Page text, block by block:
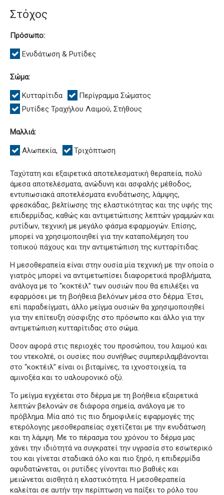
Στόχος
Πρόσωπο:
Ενυδάτωση & Ρυτίδες
Σώμα:
Κυτταρίτιδα
Περίγραμμα Σώματος
Ρυτίδες Τραχήλου Λαιμού, Στήθους
Μαλλιά:
Αλωπεκία, Τριχόπτωση
Ταχύτατη και εξαιρετικά αποτελεσματική θεραπεία, πολύ
άμεσα αποτελέσματα, ανώδυνη και ασφαλής μέθοδος,
εντυπωσιακά αποτελέσματα ενυδάτωσης, λάμψης,
φρεσκάδας, βελτίωσης της ελαστικότητας και της υφής της
επιδερμίδας, καθώς και αντιμετώπισης λεπτών γραμμών και
ρυτίδων, τεχνική με μεγάλο φάσμα εφαρμογών. Επίσης,
μπορεί να χρησιμοποιηθεί για την καταπολέμηση του
τοπικού πάχους και την αντιμετώπιση της κυτταρίτιδας.
Η μεσοθεραπεία είναι στην ουσία μία τεχνική με την οποία ο
γιατρός μπορεί να αντιμετωπίσει διαφορετικά προβλήματα,
ανάλογα με το “κοκτέιλ” των ουσιών που θα επιλέξει να
εφαρμόσει με τη βοήθεια βελόνων μέσα στο δέρμα. Έτσι,
επί παραδείγματι, άλλο μείγμα ουσιών θα χρησιμοποιηθεί
για την επίτευξη σύσφιξης στο πρόσωπο και άλλο για την
αντιμετώπιση κυτταρίτιδας στο σώμα.
Όσον αφορά στις περιοχές του προσώπου, του λαιμού και
του ντεκολτέ, οι ουσίες που συνήθως συμπεριλαμβάνονται
στο “κοκτέιλ” είναι οι βιταμίνες, τα ιχνοστοιχεία, τα
αμινοξέα και το υαλουρονικό οξύ.
Το μείγμα εγχέεται στο δέρμα με τη βοήθεια εξαιρετικά
λεπτών βελονών σε διάφορα σημεία, ανάλογα με το
πρόβλημα. Μία από τις πιο δημοφιλείς εφαρμογές της
ετερόλογης μεσοθεραπείας σχετίζεται με την ενυδάτωση
και τη λάμψη. Με το πέρασμα του χρόνου το δέρμα μας
χάνει την ιδιότητά να συγκρατεί την υγρασία στο εσωτερικό
του και γίνεται σταδιακά όλο και πιο ξηρό, η επιδερμίδα
αφυδατώνεται, οι ρυτίδες γίνονται πιο βαθιές και
μειώνεται αισθητά η ελαστικότητα. Η μεσοθεραπεία
καλείται σε αυτήν την περίπτωση να παίξει το ρόλο του